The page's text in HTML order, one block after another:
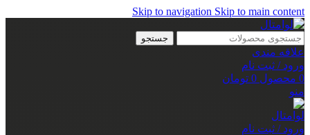
Skip to navigation Skip to main content
جستجو
علاقه مندی
ورود / ثبت نام
0 محصول 0 تومان
منو
ورود / ثبت نام